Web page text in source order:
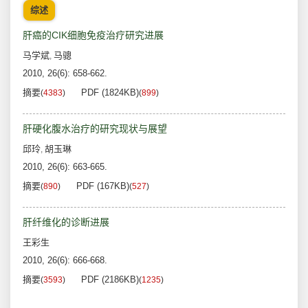
综述
肝癌的CIK细胞免疫治疗研究进展
马学斌, 马骢
2010, 26(6): 658-662.
摘要(4383) PDF (1824KB)(899)
肝硬化腹水治疗的研究现状与展望
邱玲, 胡玉琳
2010, 26(6): 663-665.
摘要(890) PDF (167KB)(527)
肝纤维化的诊断进展
王彩生
2010, 26(6): 666-668.
摘要(3593) PDF (2186KB)(1235)